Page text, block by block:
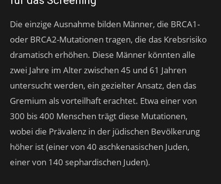
Die einzige Ausnahme bilden Männer, die BRCA1-
oder BRCA2-Mutationen tragen, die das Krebsrisiko
dramatisch erhöhen. Diese Männer könnten alle
zwei Jahre im Alter zwischen 45 und 61 Jahren
untersucht werden, ein gezielter Ansatz, den das
Gremium als vorteilhaft erachtet. Etwa einer von
300 bis 400 Menschen trägt diese Mutationen,
wobei die Prävalenz in der jüdischen Bevölkerung
höher ist (einer von 40 aschkenasischen Juden,
einer von 140 sephardischen Juden).